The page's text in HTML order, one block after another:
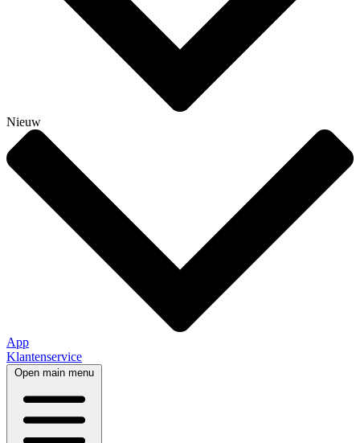
Nieuw
App
Klantenservice
Open main menu